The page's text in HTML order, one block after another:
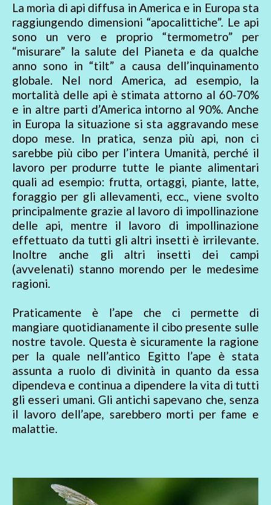
La morìa di api diffusa in America e in Europa sta
raggiungendo dimensioni “apocalittiche”. Le api
sono un vero e proprio “termometro” per
“misurare” la salute del Pianeta e da qualche
anno sono in “tilt” a causa dell’inquinamento
globale. Nel nord America, ad esempio, la
mortalità delle api è stimata attorno al 60-70%
e in altre parti d’America intorno al 90%. Anche
in Europa la situazione si sta aggravando mese
dopo mese. In pratica, senza più api, non ci
sarebbe più cibo per l’intera Umanità, perché il
lavoro per produrre tutte le piante alimentari
quali ad esempio: frutta, ortaggi, piante, latte,
foraggio per gli allevamenti, ecc., viene svolto
principalmente grazie al lavoro di impollinazione
delle api, mentre il lavoro di impollinazione
effettuato da tutti gli altri insetti è irrilevante.
Inoltre anche gli altri insetti dei campi
(avvelenati) stanno morendo per le medesime
ragioni.
Praticamente è l’ape che ci permette di
mangiare quotidianamente il cibo presente sulle
nostre tavole. Questa è sicuramente la ragione
per la quale nell’antico Egitto l’ape è stata
assunta a ruolo di divinità in quanto da essa
dipendeva e continua a dipendere la vita di tutti
gli esseri umani. Gli antichi sapevano che, senza
il lavoro dell’ape, sarebbero morti per fame e
malattie.